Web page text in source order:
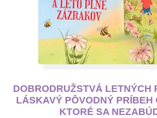
DOBRODRUŽSTVÁ LETNÝCH
LÁSKAVÝ PÔVODNÝ PRÍBEH
KTORÉ SA